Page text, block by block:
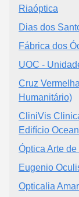
Riaóptica
Dias dos
Fábrica dos
UOC -
Cruz
Humanitário)
CliniVis
Edifício
Óptica Arte de
Eugenio
Opticalia